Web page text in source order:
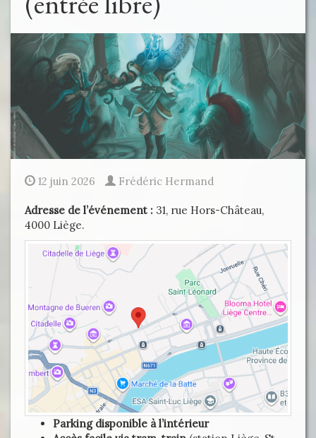
12 juin 2026 Frédéric Hermand
Adresse de l’événement : 31, rue Hors-Château,
4000 Liège.
Parking disponible à l’intérieur